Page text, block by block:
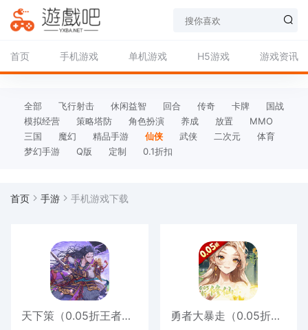
首页 手机游戏 单机游戏 H5游戏 游戏资讯
全部 飞行射击 休闲益智 回合 传奇 卡牌
国战
模拟经营
策略塔防 角色扮演 养成 放置
MMO
三国
魔幻 精品手游 仙侠 武侠 二次元
体育
梦幻手游
Q版 定制 0.1折扣
首页 手游 手机游戏下载
天下策（0.05折王者天下）最新版 勇者大暴走（0.05折凡人修仙）安卓版